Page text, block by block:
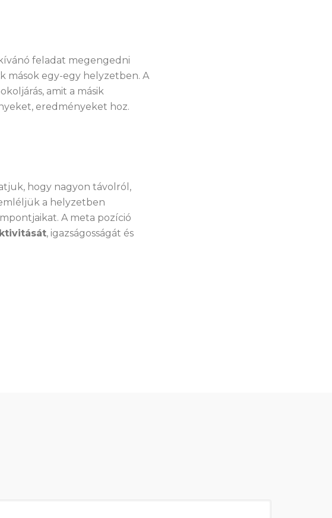
feladat megengedni
mások egy-egy helyzetben. A
amit a másik
eredményeket hoz.
hogy nagyon távolról,
a helyzetben
A meta pozíció
, igazságosságát és